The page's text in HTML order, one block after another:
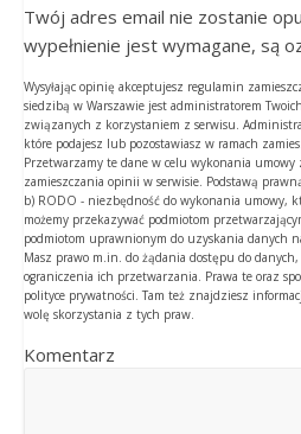
Twój adres email nie zostanie
wypełnienie jest wymagane, są
Wysyłając opinię akceptujesz regulamin
siedzibą w Warszawie jest administratorem
związanych z korzystaniem z serwisu.
które podajesz lub pozostawiasz w ramach
Przetwarzamy te dane w celu wykonania
zamieszczania opinii w serwisie. Podstawą
b) RODO - niezbędność do wykonania umowy,
możemy przekazywać podmiotom
podmiotom uprawnionym do uzyskania danych
Masz prawo m.in. do żądania dostępu do
ograniczenia ich przetwarzania. Prawa te oraz
polityce prywatności. Tam też znajdziesz
wolę skorzystania z tych praw.
Komentarz